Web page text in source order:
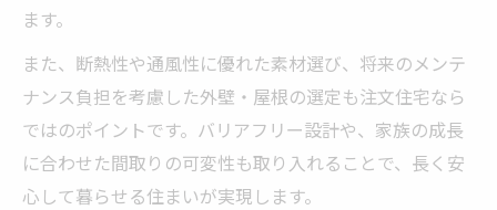
ます。
また、断熱性や通風性に優れた素材選び、将来のメンテ
ナンス負担を考慮した外壁・屋根の選定も注文住宅なら
ではのポイントです。バリアフリー設計や、家族の成長
に合わせた間取りの可変性も取り入れることで、長く安
心して暮らせる住まいが実現します。